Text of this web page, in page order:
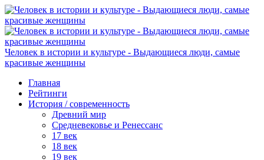
Человек в истории и культуре - Выдающиеся люди, самые
красивые женщины
Главная
Рейтинги
История / современность
Древний мир
Средневековье и Ренессанс
17 век
18 век
19 век